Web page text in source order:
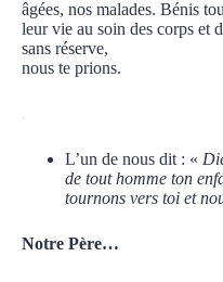
âgées, nos malades. Bénis
leur vie au soin des corps et
sans réserve,
nous te prions.
L’un de nous dit : «
de tout homme ton
tournons vers toi et
Notre Père…